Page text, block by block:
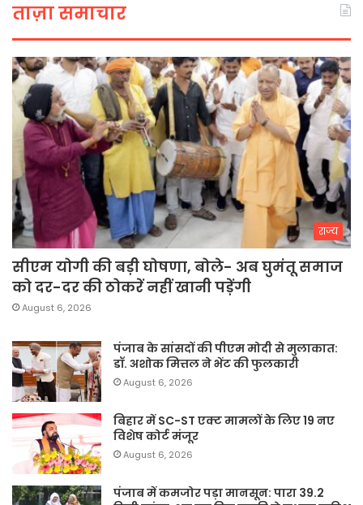
ताज़ा समाचार
राज्य
सीएम योगी की बड़ी घोषणा, बोले- अब घुमंतू समाज
को दर-दर की ठोकरें नहीं खानी पड़ेंगी
August 6, 2026
पंजाब के सांसदों की पीएम मोदी से मुलाकात:
डॉ. अशोक मित्तल ने भेंट की फुलकारी
August 6, 2026
बिहार में SC-ST एक्ट मामलों के लिए 19 नए
विशेष कोर्ट मंजूर
August 6, 2026
पंजाब में कमजोर पड़ा मानसून: पारा 39.2